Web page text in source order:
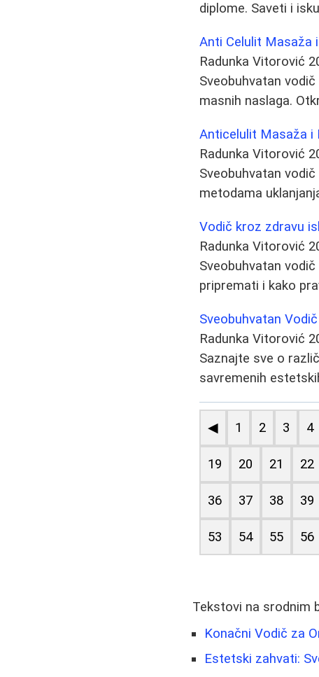
diplome. Saveti i
Anti Celulit Masaža
Radunka Vitorović
Sveobuhvatan
masnih naslaga.
Anticelulit Masaža i
Radunka Vitorović
Sveobuhvatan
metodama
Vodič kroz zdravu
Radunka Vitorović
Sveobuhvatan
pripremati i kako
Sveobuhvatan
Radunka Vitorović
Saznajte sve o
savremenih
◀ 1 2 3 4
19 20 21 22
36 37 38 39
53 54 55 56
Tekstovi na srodnim
Konačni Vodič za
Estetski zahvati: